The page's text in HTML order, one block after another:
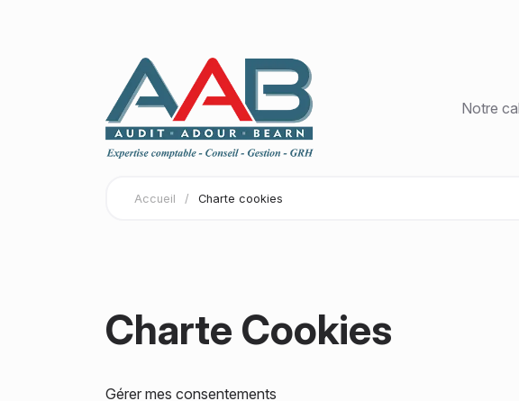
Notre
Accueil / Charte cookies
Charte Cookies
Gérer mes consentements